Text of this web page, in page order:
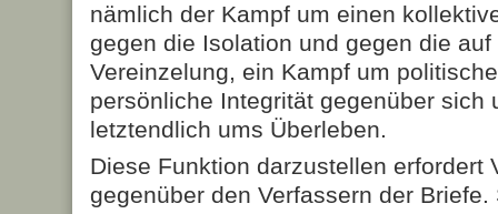
nämlich der Kampf um einen
gegen die Isolation und gegen die
Vereinzelung, ein Kampf um
persönliche Integrität gegenüber sich
letztendlich ums Überleben.
Diese Funktion darzustellen erfordert
gegenüber den Verfassern der